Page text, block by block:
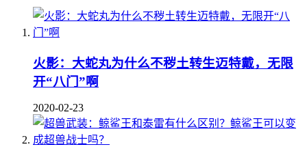
火影：大蛇丸为什么不秽土转生迈特戴，无限
开“八门”啊
2020-02-23